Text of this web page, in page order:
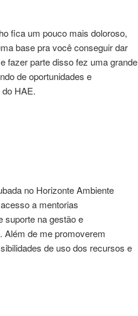
fica um pouco mais doloroso,
base pra você conseguir dar
fazer parte disso fez uma grande
de oportunidades e
HAE.
no Horizonte Ambiente
a mentorias
suporte na gestão e
Além de me promoverem
de uso dos recursos e